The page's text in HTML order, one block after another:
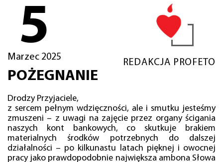
5
Marzec 2025
REDAKCJA PROFETO
POŻEGNANIE
Drodzy Przyjaciele,
z sercem pełnym wdzięczności, ale i smutku jesteśmy
zmuszeni – z uwagi na zajęcie przez organy ścigania
naszych kont bankowych, co skutkuje brakiem
materialnych środków potrzebnych do dalszej
działalności – po kilkunastu latach pięknej i owocnej
pracy jako prawdopodobnie największa ambona Słowa